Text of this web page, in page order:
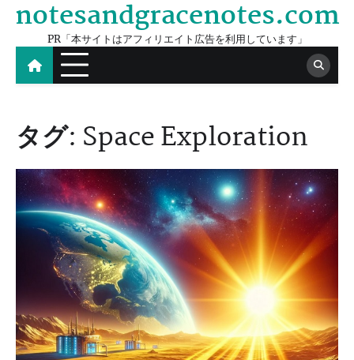
Skip
content
notesandgracenotes.com
PR「本サイトはアフィリエイト広告を利用しています」
タグ: Space Exploration